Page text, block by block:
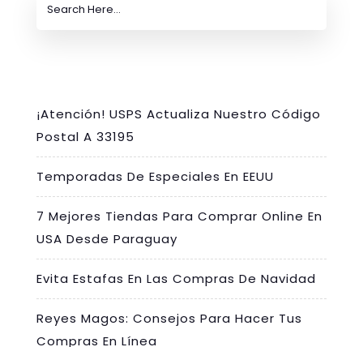
¡Atención! USPS Actualiza Nuestro Código
Postal A 33195
Temporadas De Especiales En EEUU
7 Mejores Tiendas Para Comprar Online En
USA Desde Paraguay
Evita Estafas En Las Compras De Navidad
Reyes Magos: Consejos Para Hacer Tus
Compras En Línea